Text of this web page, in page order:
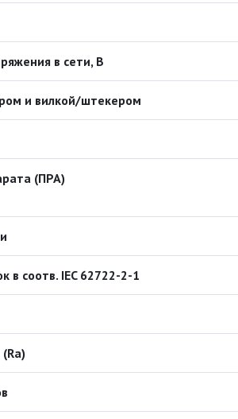
в сети, В
и вилкой/штекером
(ПРА)
в соотв. IEC 62722-2-1